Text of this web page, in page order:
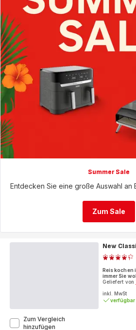
Summer Sale
Entdecken Sie eine große Auswahl an
Zum Sale
New
Bewertung
Reis kochen
immer Sie
Geliefert von
inkl. MwSt
verfügbar
Zum Vergleich
hinzufügen